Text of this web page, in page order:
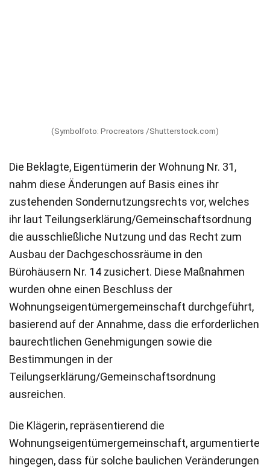
(Symbolfoto: Procreators /Shutterstock.com)
Die Beklagte, Eigentümerin der Wohnung Nr. 31,
nahm diese Änderungen auf Basis eines ihr
zustehenden Sondernutzungsrechts vor, welches
ihr laut Teilungserklärung/Gemeinschaftsordnung
die ausschließliche Nutzung und das Recht zum
Ausbau der Dachgeschossräume in den
Bürohäusern Nr. 14 zusichert. Diese Maßnahmen
wurden ohne einen Beschluss der
Wohnungseigentümergemeinschaft durchgeführt,
basierend auf der Annahme, dass die erforderlichen
baurechtlichen Genehmigungen sowie die
Bestimmungen in der
Teilungserklärung/Gemeinschaftsordnung
ausreichen.
Die Klägerin, repräsentierend die
Wohnungseigentümergemeinschaft, argumentierte
hingegen, dass für solche baulichen Veränderungen